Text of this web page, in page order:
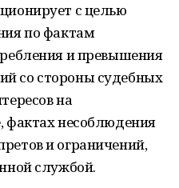
с целью
по фактам
и превышения
со стороны судебных
на
фактах несоблюдения
и ограничений,
службой.